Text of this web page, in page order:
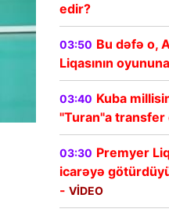
edir?
03:50 Bu dəfə o,
Liqasının
03:40 Kuba
"Turan"a transfer
03:30 Premyer
icarəyə
- VİDEO